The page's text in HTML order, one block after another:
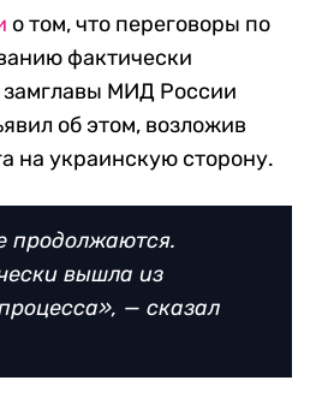
о том, что переговоры по
фактически
МИД России
об этом, возложив
на украинскую сторону.
продолжаются.
вышла из
— сказал